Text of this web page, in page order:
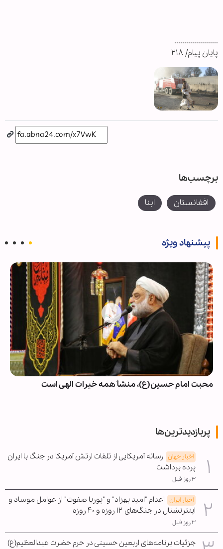
......................
پایان پیام/ ۲۱۸
برچسب‌ها
افغانستان ابنا
پیشنهاد ویژه
محبت امام حسین(ع)، منشأ همه خیرات الهی است
پربازدیدترین‌ها
اخبار جهان رسانه آمریکایی از تلفات ارتش آمریکا در جنگ با ایران
پرده برداشت
۳ روز قبل
اخبار ایران اعدام "امید بهزاد" و "پوریا صفوت" از عوامل موساد و
اینترنشنال در جنگ‌های ۱۲ روزه و ۴۰ روزه
۳ روز قبل
جزئیات برنامه‌های اربعین حسینی در حرم حضرت عبدالعظیم(ع)